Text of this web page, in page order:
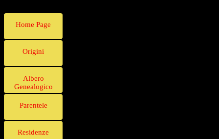
Home Page
Origini
Albero
Genealogico
Parentele
Residenze